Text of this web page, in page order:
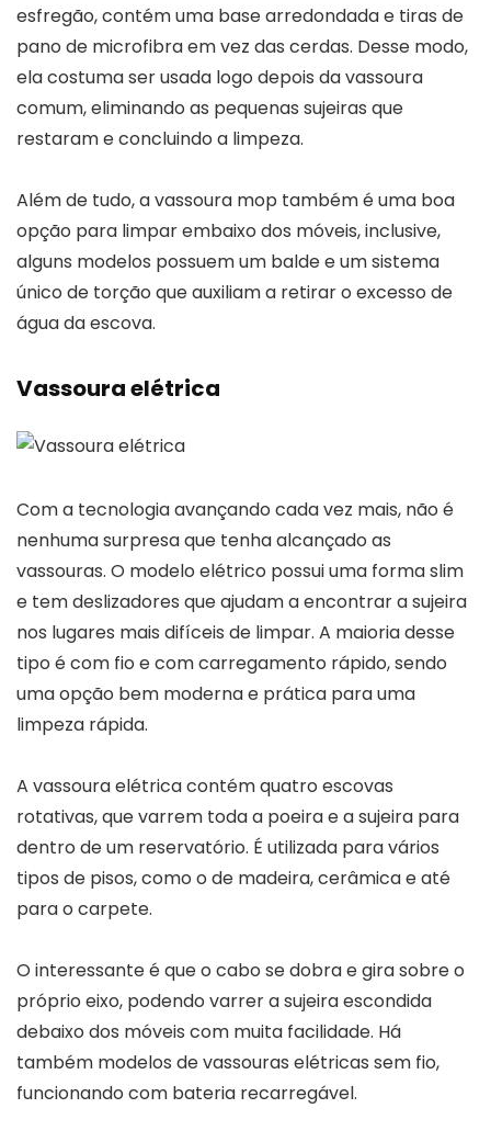
esfregão, contém uma base arredondada e tiras de
pano de microfibra em vez das cerdas. Desse modo,
ela costuma ser usada logo depois da vassoura
comum, eliminando as pequenas sujeiras que
restaram e concluindo a limpeza.
Além de tudo, a vassoura mop também é uma boa
opção para limpar embaixo dos móveis, inclusive,
alguns modelos possuem um balde e um sistema
único de torção que auxiliam a retirar o excesso de
água da escova.
Vassoura elétrica
Com a tecnologia avançando cada vez mais, não é
nenhuma surpresa que tenha alcançado as
vassouras. O modelo elétrico possui uma forma slim
e tem deslizadores que ajudam a encontrar a sujeira
nos lugares mais difíceis de limpar. A maioria desse
tipo é com fio e com carregamento rápido, sendo
uma opção bem moderna e prática para uma
limpeza rápida.
A vassoura elétrica contém quatro escovas
rotativas, que varrem toda a poeira e a sujeira para
dentro de um reservatório. É utilizada para vários
tipos de pisos, como o de madeira, cerâmica e até
para o carpete.
O interessante é que o cabo se dobra e gira sobre o
próprio eixo, podendo varrer a sujeira escondida
debaixo dos móveis com muita facilidade. Há
também modelos de vassouras elétricas sem fio,
funcionando com bateria recarregável.